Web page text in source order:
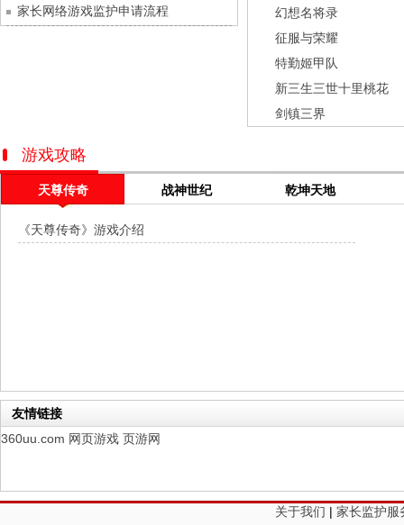
代号斩
每日新服
今日 10:00点
征服与荣耀
天空的魔幻城 每日新服
今日 10:00点
斩魔问道
每日新服
今日 10:00点
灵魂契约
每日新服
权力的游戏
新服新服 今日 9:00
及其它功能不能正常使用的解决办法
家长网络游戏监护申请流程
幻想名将录
征服与荣耀
特勤姬甲队
新三生三世十里桃花
剑镇三界
游戏攻略
天尊传奇 战神世纪 乾坤天地
《天尊传奇》游戏介绍
友情链接
360uu.com 网页游戏 页游网
关于我们 | 家长监护服